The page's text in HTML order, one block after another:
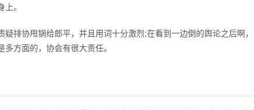
上。
排协甩锅给郎平，并且用词十分激烈;在看到一边倒的舆论之后啊，
方面的，协会有很大责任。